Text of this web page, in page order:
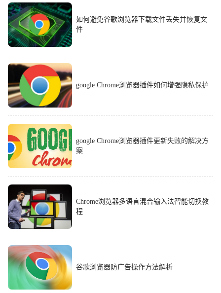
如何避免谷歌浏览器下载文件丢失并恢复文
件
google Chrome浏览器插件如何增强隐私保护
google Chrome浏览器插件更新失败的解决方
案
Chrome浏览器多语言混合输入法智能切换教
程
谷歌浏览器防广告操作方法解析